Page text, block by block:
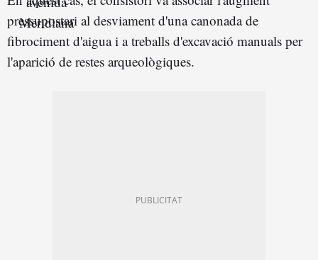
pressupostari al desviament d'una canonada de
fibrociment d'aigua i a treballs d'excavació manuals per
l'aparició de restes arqueològiques.